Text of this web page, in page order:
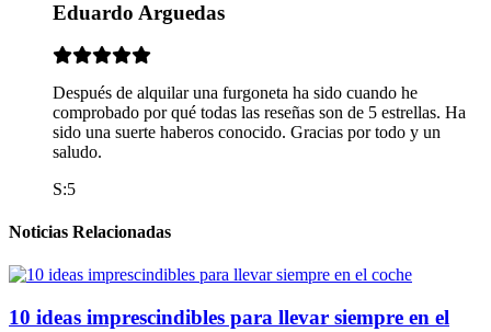
Eduardo Arguedas
Después de alquilar una furgoneta ha sido cuando he
comprobado por qué todas las reseñas son de 5 estrellas. Ha
sido una suerte haberos conocido. Gracias por todo y un
saludo.
S:5
Noticias Relacionadas
10 ideas imprescindibles para llevar siempre en el